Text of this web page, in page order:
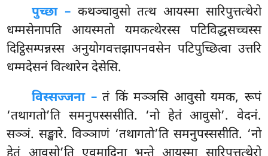
पुच्छा –कथञ्चावुसोतत्थ आयस्मा सारिपुत्तत्थेरो
धम्मसेनापति आयस्मतो यमकत्थेरस्स पटिविद्धसच्चस्स
दिट्ठिसम्पन्नस्स अनुयोगवत्तझापनवसेन पटिपुच्छित्वा उत्तरि
धम्मदेसनं वित्थारेन देसेसि.
विस्सज्जना –तं किं मञ्ञसि आवुसो यमक, रूपं
‘तथागतो’ति समनुपस्ससीति. ‘नो हेतं आवुसो’. वेदनं.
सञ्ञं. सङ्खारे. विञ्ञाणं ‘तथागतो’ति समनुपस्ससीति. ‘नो